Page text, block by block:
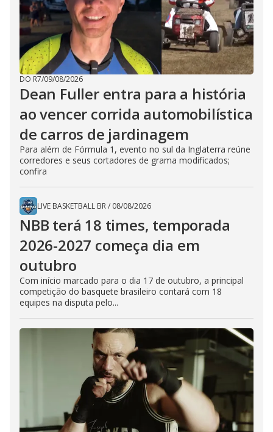
DO R7/09/08/2026
Dean Fuller entra para a história
ao vencer corrida automobilística
de carros de jardinagem
Para além de Fórmula 1, evento no sul da Inglaterra reúne
corredores e seus cortadores de grama modificados;
confira
LIVE BASKETBALL BR/ 08/08/2026
NBB terá 18 times, temporada
2026-2027 começa dia em
outubro
Com início marcado para o dia 17 de outubro, a principal
competição do basquete brasileiro contará com 18
equipes na disputa pelo...